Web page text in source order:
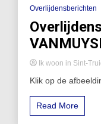
Overlijdensberichten
Ik woon in Sint-
Klik op de
Read More